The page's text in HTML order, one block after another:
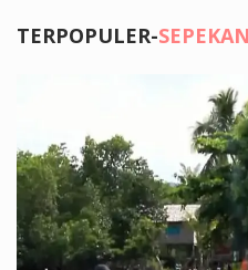
TERPOPULER-SEPEKAN